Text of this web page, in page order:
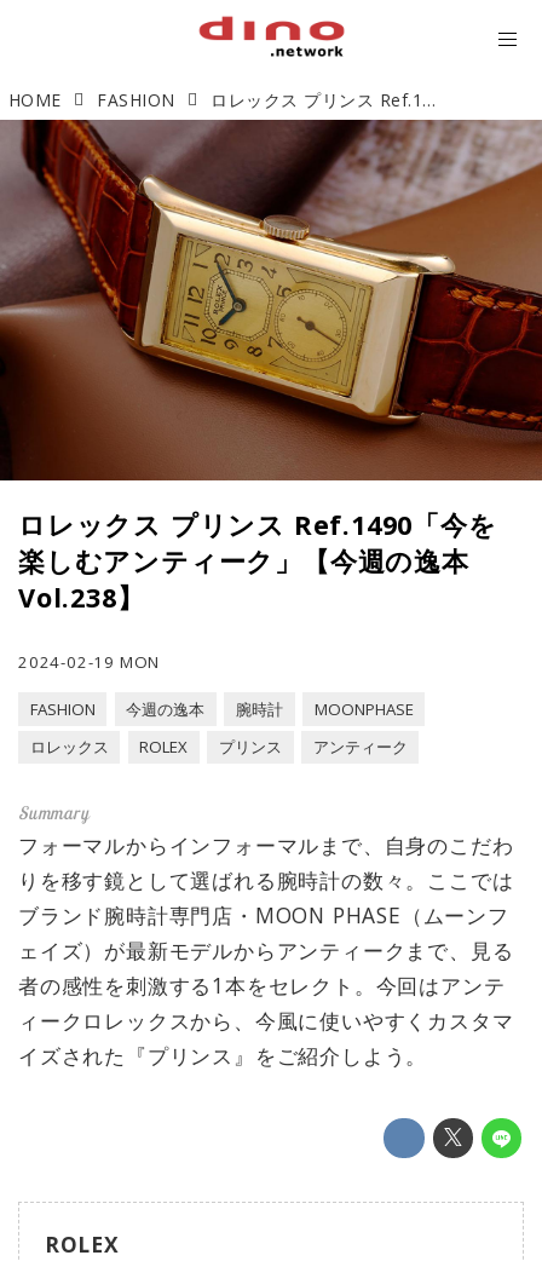
HOME FASHION ロレックス プリンス Ref.1490「今を楽しむアンティーク」【今週の逸本 Vol.238】
ロレックス プリンス Ref.1490「今を
楽しむアンティーク」【今週の逸本
Vol.238】
2024-02-19 MON
FASHION 今週の逸本 腕時計
MOONPHASE
ロレックス
ROLEX プリンス アンティーク
フォーマルからインフォーマルまで、自身のこだわ
りを移す鏡として選ばれる腕時計の数々。ここでは
ブランド腕時計専門店・MOON PHASE（ムーンフ
ェイズ）が最新モデルからアンティークまで、見る
者の感性を刺激する1本をセレクト。今回はアンテ
ィークロレックスから、今風に使いやすくカスタマ
イズされた『プリンス』をご紹介しよう。
ROLEX